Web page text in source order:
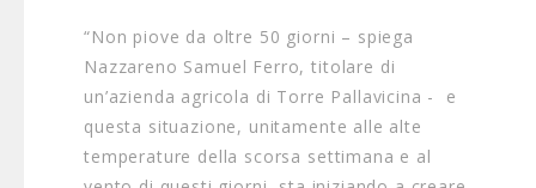
“Non piove da oltre 50 giorni – spiega
Nazzareno Samuel Ferro, titolare di
un’azienda agricola di Torre Pallavicina - e
questa situazione, unitamente alle alte
temperature della scorsa settimana e al